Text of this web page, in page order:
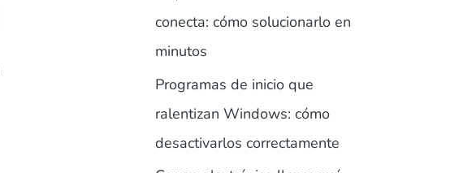
conecta: cómo solucionarlo en
minutos
Programas de inicio que
ralentizan Windows: cómo
desactivarlos correctamente